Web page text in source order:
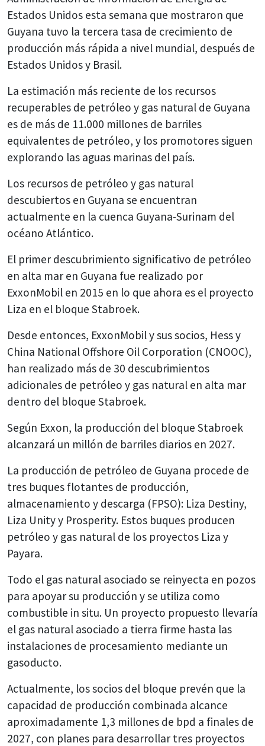
Estados Unidos esta semana que mostraron que
Guyana tuvo la tercera tasa de crecimiento de
producción más rápida a nivel mundial, después de
Estados Unidos y Brasil.
La estimación más reciente de los recursos
recuperables de petróleo y gas natural de Guyana
es de más de 11.000 millones de barriles
equivalentes de petróleo, y los promotores siguen
explorando las aguas marinas del país.
Los recursos de petróleo y gas natural
descubiertos en Guyana se encuentran
actualmente en la cuenca Guyana-Surinam del
océano Atlántico.
El primer descubrimiento significativo de petróleo
en alta mar en Guyana fue realizado por
ExxonMobil en 2015 en lo que ahora es el proyecto
Liza en el bloque Stabroek.
Desde entonces, ExxonMobil y sus socios, Hess y
China National Offshore Oil Corporation (CNOOC),
han realizado más de 30 descubrimientos
adicionales de petróleo y gas natural en alta mar
dentro del bloque Stabroek.
Según Exxon, la producción del bloque Stabroek
alcanzará un millón de barriles diarios en 2027.
La producción de petróleo de Guyana procede de
tres buques flotantes de producción,
almacenamiento y descarga (FPSO): Liza Destiny,
Liza Unity y Prosperity. Estos buques producen
petróleo y gas natural de los proyectos Liza y
Payara.
Todo el gas natural asociado se reinyecta en pozos
para apoyar su producción y se utiliza como
combustible in situ. Un proyecto propuesto llevaría
el gas natural asociado a tierra firme hasta las
instalaciones de procesamiento mediante un
gasoducto.
Actualmente, los socios del bloque prevén que la
capacidad de producción combinada alcance
aproximadamente 1,3 millones de bpd a finales de
2027, con planes para desarrollar tres proyectos